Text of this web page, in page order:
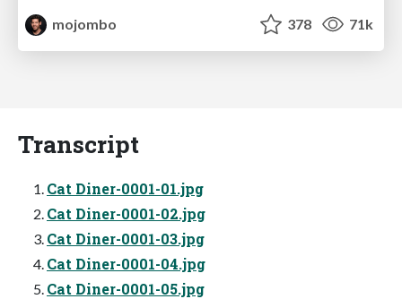
mojombo
378 71k
Transcript
Cat Diner-0001-01.jpg
Cat Diner-0001-02.jpg
Cat Diner-0001-03.jpg
Cat Diner-0001-04.jpg
Cat Diner-0001-05.jpg